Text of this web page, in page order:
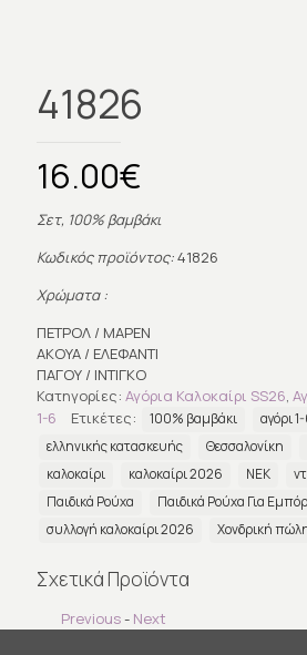
41826
16.00€
Σετ, 100% βαμβάκι
Κωδικός προϊόντος:41826
Χρώματα :
ΠΕΤΡΟΛ / ΜΑΡΕΝ
ΑΚΟΥΑ / ΕΛΕΦΑΝΤΙ
ΠΑΓΟΥ / ΙΝΤΙΓΚΟ
Κατηγορίες: Αγόρια Καλοκαίρι SS26,
1-6
Ετικέτες: 100% βαμβάκι αγόρι
ελληνικής κατασκευής
Θεσσαλονίκη
καλοκαίρι
καλοκαίρι 2026 ΝΕΚ
Παιδικά Ρούχα
Παιδικά Ρούχα Για
συλλογή καλοκαίρι 2026
Χονδρική
Σχετικά Προϊόντα
Previous- Next